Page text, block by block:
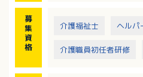
募
集
資
格
介護福祉士 ヘルパ
介護職員初任者研修